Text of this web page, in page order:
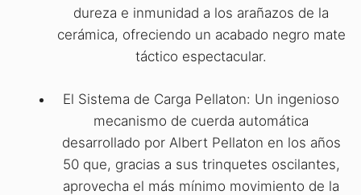
dureza e inmunidad a los arañazos de la
cerámica, ofreciendo un acabado negro mate
táctico espectacular.
El Sistema de Carga Pellaton: Un ingenioso
mecanismo de cuerda automática
desarrollado por Albert Pellaton en los años
50 que, gracias a sus trinquetes oscilantes,
aprovecha el más mínimo movimiento de la